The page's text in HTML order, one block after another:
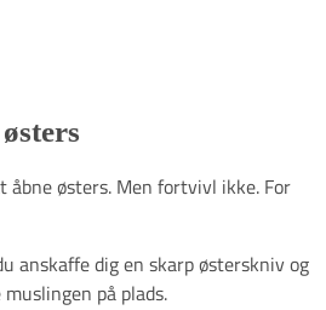
østers. Men fortvivl ikke. For
anskaffe dig en skarp østerskniv og
på plads.